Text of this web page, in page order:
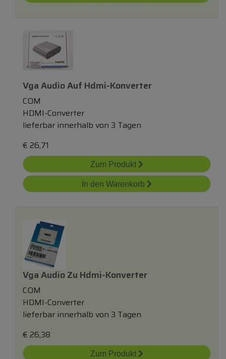
Vga Audio Auf Hdmi-Konverter
COM
HDMI-Converter
lieferbar innerhalb von 3 Tagen
€ 26,71
Zum Produkt
In den Warenkorb
Vga Audio Zu Hdmi-Konverter
COM
HDMI-Converter
lieferbar innerhalb von 3 Tagen
€ 26,38
Zum Produkt